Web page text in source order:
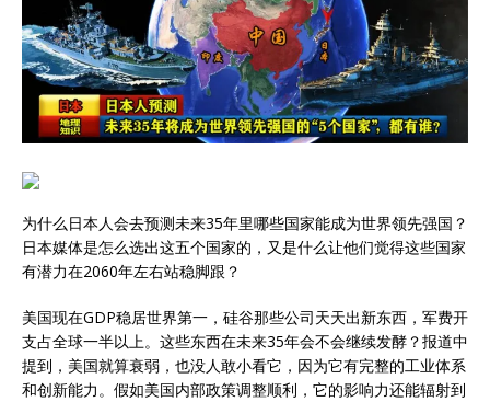
为什么日本人会去预测未来35年里哪些国家能成为世界领先强国？
日本媒体是怎么选出这五个国家的，又是什么让他们觉得这些国家
有潜力在2060年左右站稳脚跟？
美国现在GDP稳居世界第一，硅谷那些公司天天出新东西，军费开
支占全球一半以上。这些东西在未来35年会不会继续发酵？报道中
提到，美国就算衰弱，也没人敢小看它，因为它有完整的工业体系
和创新能力。假如美国内部政策调整顺利，它的影响力还能辐射到